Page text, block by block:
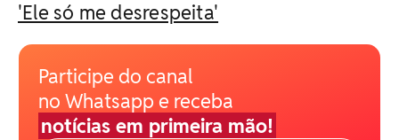
'Ele só me desrespeita'
Participe do canal
no Whatsapp e receba
notícias em primeira mão!